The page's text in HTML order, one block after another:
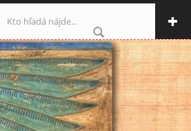
Vyhľadávanie